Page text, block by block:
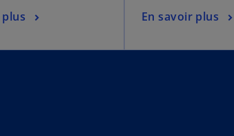
En savoir plus